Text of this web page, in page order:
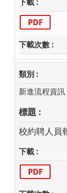
PDF
新進流程資訊
校約聘人員
PDF